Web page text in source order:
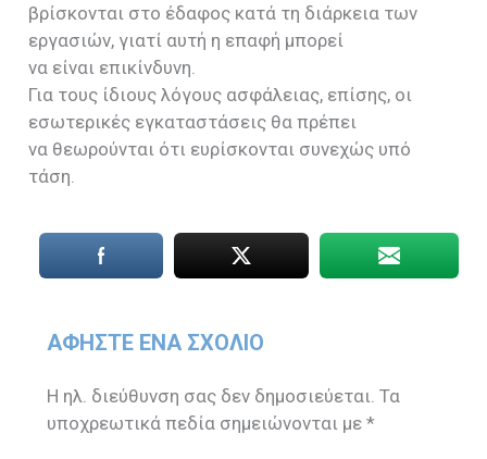
βρίσκονται στο έδαφος κατά τη διάρκεια των
εργασιών, γιατί αυτή η επαφή μπορεί
να είναι επικίνδυνη.
Για τους ίδιους λόγους ασφάλειας, επίσης, οι
εσωτερικές εγκαταστάσεις θα πρέπει
να θεωρούνται ότι ευρίσκονται συνεχώς υπό
τάση.
ΑΦΉΣΤΕ ΈΝΑ ΣΧΌΛΙΟ
Η ηλ. διεύθυνση σας δεν δημοσιεύεται. Τα
υποχρεωτικά πεδία σημειώνονται με*